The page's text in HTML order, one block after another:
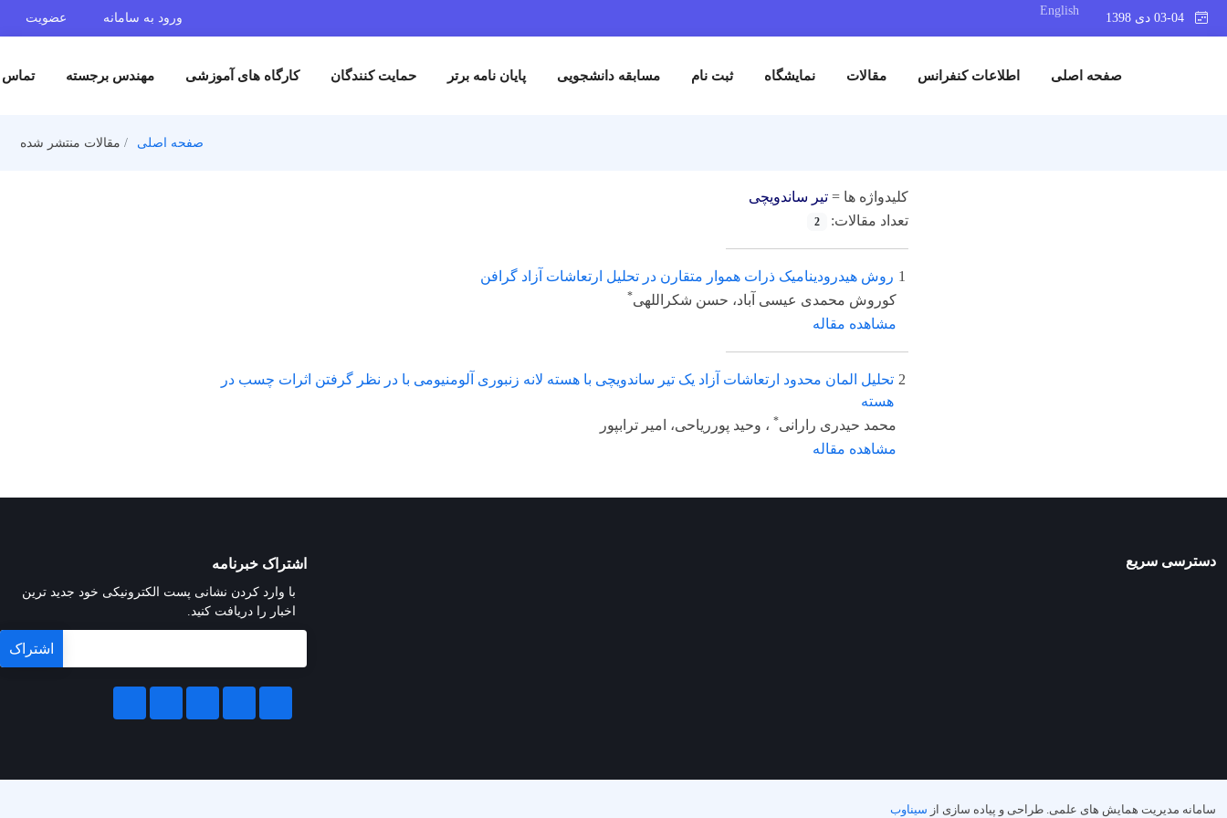
English
ورود به سامانه عضویت
صفحه اصلی اطلاعات کنفرانس مقالات نمایشگاه ثبت نام مسابقه دانشجویی پایان نامه برتر حمایت کنندگان کارگاه های آموزشی مهندس برجسته تماس
صفحه اصلی مقالات منتشر شده
کلیدواژه ها = تیر ساندویچی
تعداد مقالات:
2
1 روش هیدرودینامیک ذرات هموار متقارن در تحلیل ارتعاشات آزاد گرافن
کوروش محمدی عیسی آباد، حسن شکراللهی*
مشاهده مقاله
2 تحلیل المان محدود ارتعاشات آزاد یک تیر ساندویچی با هسته لانه زنبوری آلومنیومی با در نظر گرفتن اثرات چسب در
هسته
محمد حیدری رارانی* ، وحید پورریاحی، امیر ترابپور
مشاهده مقاله
دسترسی سریع اشتراک خبرنامه
با وارد کردن نشانی پست الکترونیکی خود جدید ترین
اخبار را دریافت کنید.
سامانه مدیریت همایش های علمی. طراحی و پیاده سازی از سیناوب